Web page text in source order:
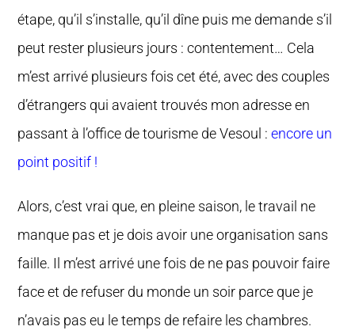
étape, qu’il s’installe, qu’il dîne puis me demande s’il
peut rester plusieurs jours : contentement… Cela
m’est arrivé plusieurs fois cet été, avec des couples
d’étrangers qui avaient trouvés mon adresse en
passant à l’office de tourisme de Vesoul : encore un
point positif !
Alors, c’est vrai que, en pleine saison, le travail ne
manque pas et je dois avoir une organisation sans
faille. Il m’est arrivé une fois de ne pas pouvoir faire
face et de refuser du monde un soir parce que je
n’avais pas eu le temps de refaire les chambres.